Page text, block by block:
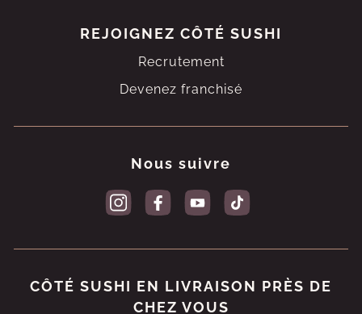
REJOIGNEZ CÔTÉ SUSHI
Recrutement
Devenez franchisé
Nous suivre
CÔTÉ SUSHI EN LIVRAISON PRÈS DE
CHEZ VOUS